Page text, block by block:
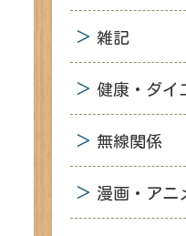
雑記
健康・ダイ
無線関係
漫画・アニ